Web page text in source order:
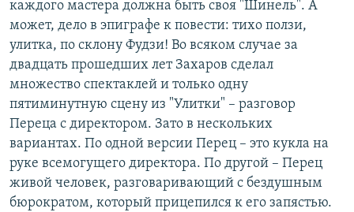
каждого мастера должна быть своя "Шинель". А
может, дело в эпиграфе к повести: тихо ползи,
улитка, по склону Фудзи! Во всяком случае за
двадцать прошедших лет Захаров сделал
множество спектаклей и только одну
пятиминутную сцену из "Улитки" – разговор
Переца с директором. Зато в нескольких
вариантах. По одной версии Перец – это кукла на
руке всемогущего директора. По другой – Перец
живой человек, разговаривающий с бездушным
бюрократом, который прицепился к его запястью.